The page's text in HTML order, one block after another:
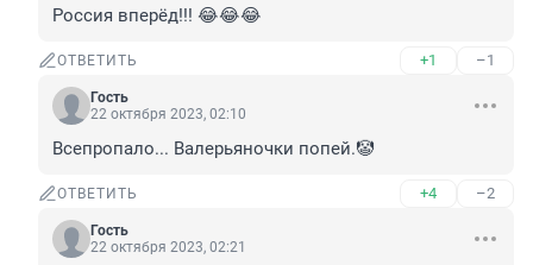
Россия вперёд!!! 😂😂😂
ОТВЕТИТЬ +1 –1
Гость
22 октября 2023, 02:10
Всепропало... Валерьяночки попей.🤡
ОТВЕТИТЬ +4 –2
Гость
22 октября 2023, 02:21